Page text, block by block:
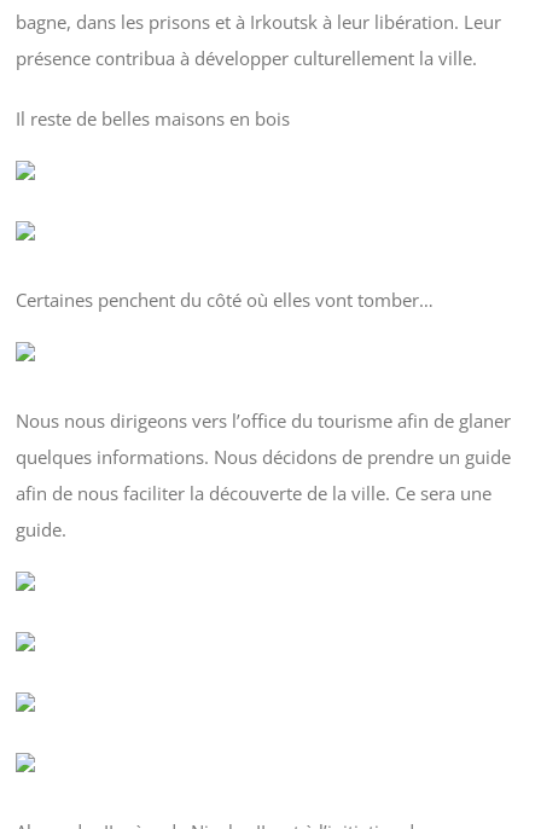
bagne, dans les prisons et à Irkoutsk à leur libération. Leur
présence contribua à développer culturellement la ville.
Il reste de belles maisons en bois
Certaines penchent du côté où elles vont tomber…
Nous nous dirigeons vers l’office du tourisme afin de glaner
quelques informations. Nous décidons de prendre un guide
afin de nous faciliter la découverte de la ville. Ce sera une
guide.